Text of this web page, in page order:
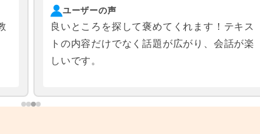
ユーザーの声
良いところを探して褒めてくれます！テキス
トの内容だけでなく話題が広がり、会話が楽
しいです。